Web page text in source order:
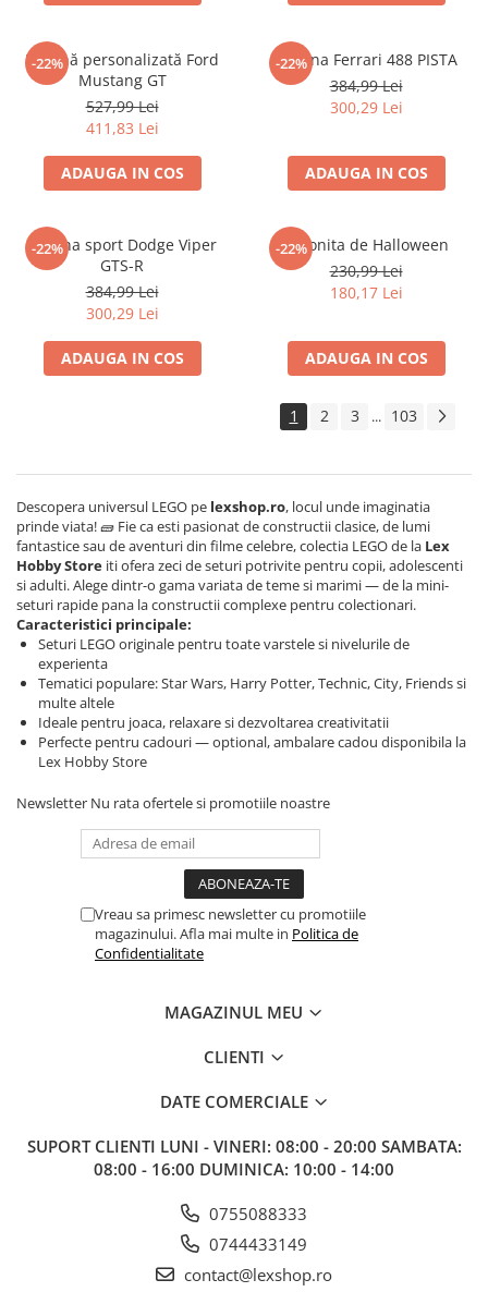
-22%
Mașină personalizată Ford
Mustang GT
527,99 Lei
411,83 Lei
ADAUGA IN COS
-22%
Mașina Ferrari 488 PISTA
384,99 Lei
300,29 Lei
ADAUGA IN COS
-22%
Mașina sport Dodge Viper
GTS-R
384,99 Lei
300,29 Lei
ADAUGA IN COS
-22%
Coronita de Halloween
230,99 Lei
180,17 Lei
ADAUGA IN COS
1 2 3 ... 103
Descopera universul LEGO pe lexshop.ro, locul unde imaginatia
prinde viata! 🧱 Fie ca esti pasionat de constructii clasice, de lumi
fantastice sau de aventuri din filme celebre, colectia LEGO de la Lex
Hobby Store iti ofera zeci de seturi potrivite pentru copii, adolescenti
si adulti. Alege dintr-o gama variata de teme si marimi — de la mini-
seturi rapide pana la constructii complexe pentru colectionari.
Caracteristici principale:
Seturi LEGO originale pentru toate varstele si nivelurile de
experienta
Tematici populare: Star Wars, Harry Potter, Technic, City, Friends si
multe altele
Ideale pentru joaca, relaxare si dezvoltarea creativitatii
Perfecte pentru cadouri — optional, ambalare cadou disponibila la
Lex Hobby Store
Newsletter Nu rata ofertele si promotiile noastre
Vreau sa primesc newsletter cu promotiile
magazinului. Afla mai multe in Politica de
Confidentialitate
MAGAZINUL MEU
CLIENTI
DATE COMERCIALE
SUPORT CLIENTI LUNI - VINERI: 08:00 - 20:00 SAMBATA:
08:00 - 16:00 DUMINICA: 10:00 - 14:00
0755088333
0744433149
contact@lexshop.ro